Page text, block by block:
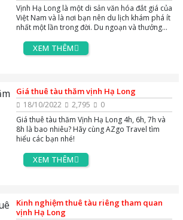
Vịnh Hạ Long là một di sản văn hóa đắt giá của
Việt Nam và là nơi bạn nên du lịch khám phá ít
nhất một lần trong đời. Du ngoạn và thưởng
Long bằng cano là lựa chọn của nhiều du
khách khi đến đây. Thế nhưng nên lựa chọn
XEM THÊM
Giá thuê tàu thăm vịnh Hạ Long
18/10/2022 2,795
0
Giá thuê tàu thăm Vịnh Hạ Long 4h, 6h, 7h và
8h là bao nhiêu? Hãy cùng AZgo Travel tìm
hiểu các bạn nhé!
XEM THÊM
Kinh nghiệm thuê tàu riêng tham quan
vịnh Hạ Long